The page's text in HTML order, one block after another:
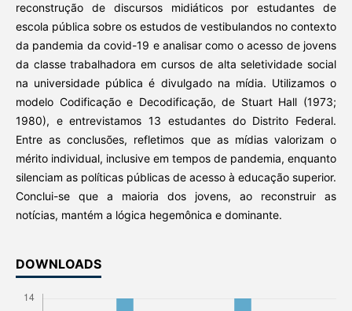
reconstrução de discursos midiáticos por estudantes de
escola pública sobre os estudos de vestibulandos no contexto
da pandemia da covid-19 e analisar como o acesso de jovens
da classe trabalhadora em cursos de alta seletividade social
na universidade pública é divulgado na mídia. Utilizamos o
modelo Codificação e Decodificação, de Stuart Hall (1973;
1980), e entrevistamos 13 estudantes do Distrito Federal.
Entre as conclusões, refletimos que as mídias valorizam o
mérito individual, inclusive em tempos de pandemia, enquanto
silenciam as políticas públicas de acesso à educação superior.
Conclui-se que a maioria dos jovens, ao reconstruir as
notícias, mantém a lógica hegemônica e dominante.
DOWNLOADS